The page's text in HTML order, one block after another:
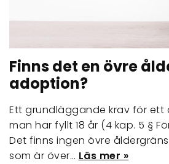
Finns det en övre
adoption?
Ett grundläggande krav för
man har fyllt 18 år (4 kap. 5 §
Det finns ingen övre
som är över… Läs mer »